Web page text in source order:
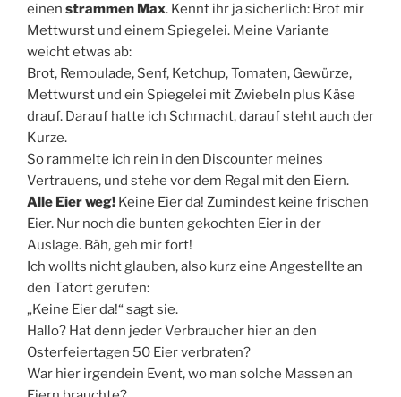
einen strammen Max. Kennt ihr ja sicherlich: Brot mir
Mettwurst und einem Spiegelei. Meine Variante
weicht etwas ab:
Brot, Remoulade, Senf, Ketchup, Tomaten, Gewürze,
Mettwurst und ein Spiegelei mit Zwiebeln plus Käse
drauf. Darauf hatte ich Schmacht, darauf steht auch der
Kurze.
So rammelte ich rein in den Discounter meines
Vertrauens, und stehe vor dem Regal mit den Eiern.
Alle Eier weg! Keine Eier da! Zumindest keine frischen
Eier. Nur noch die bunten gekochten Eier in der
Auslage. Bäh, geh mir fort!
Ich wollts nicht glauben, also kurz eine Angestellte an
den Tatort gerufen:
„Keine Eier da!“ sagt sie.
Hallo? Hat denn jeder Verbraucher hier an den
Osterfeiertagen 50 Eier verbraten?
War hier irgendein Event, wo man solche Massen an